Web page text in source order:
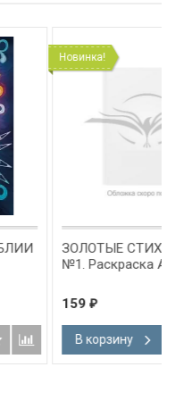
Новинка!
ЗОЛОТЫЕ СТИХИ БИБЛИИ
№1. Раскраска А5
В корзину